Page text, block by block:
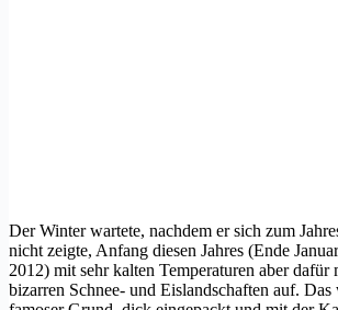
Der Winter wartete, nachdem er sich zum
nicht zeigte, Anfang diesen Jahres (Ende
2012) mit sehr kalten Temperaturen aber
bizarren Schnee- und Eislandschaften auf.